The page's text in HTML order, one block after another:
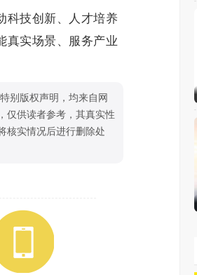
科技创新、人才培养
真实场景、服务产业
别版权声明，均来自网
仅供读者参考，其真实性
核实情况后进行删除处